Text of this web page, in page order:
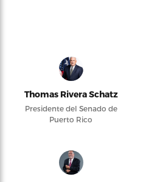
Thomas Rivera Schatz
Presidente del Senado de
Puerto Rico